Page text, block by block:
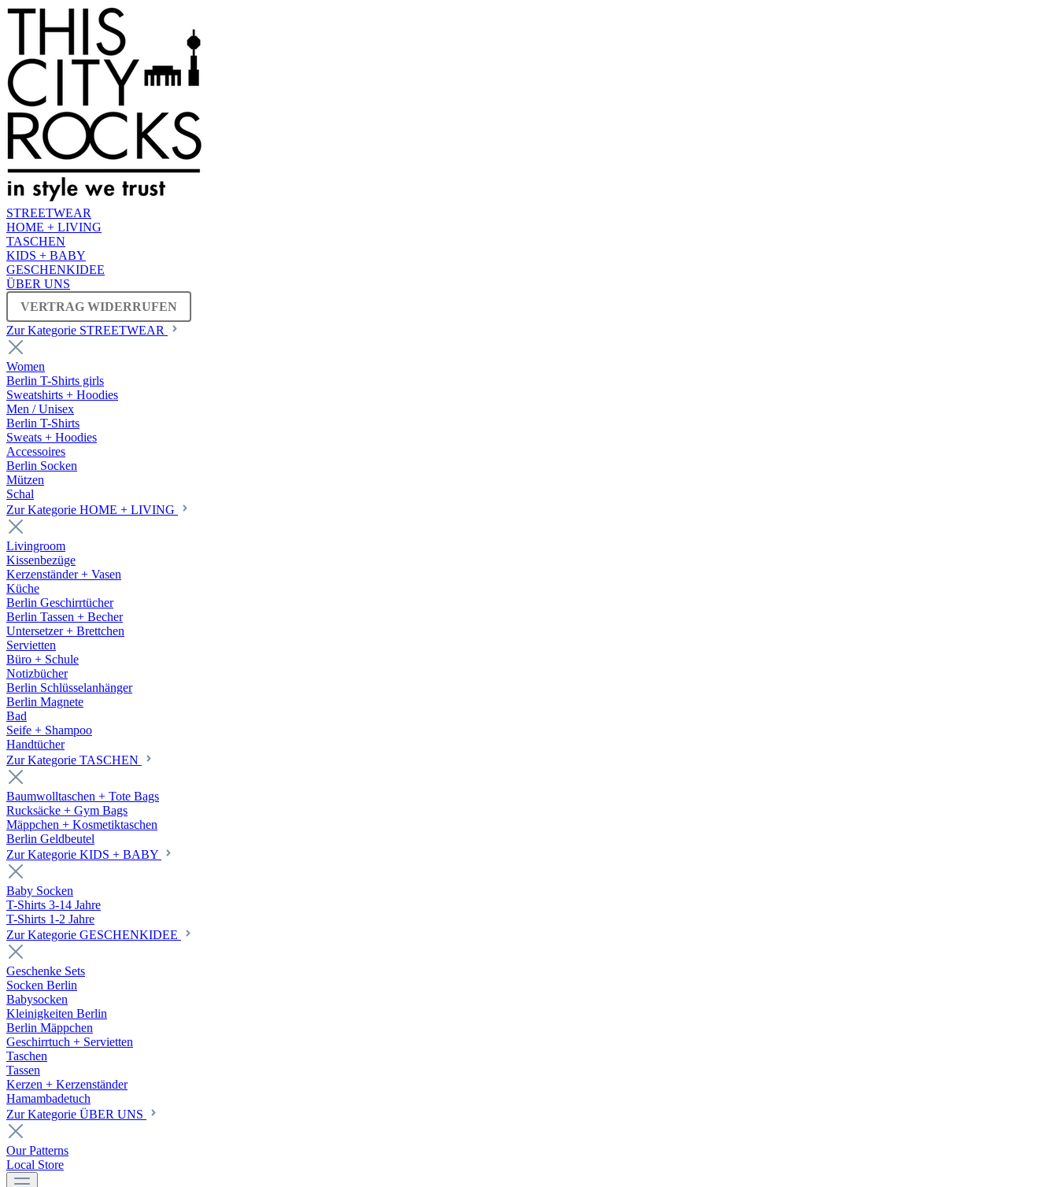
STREETWEAR
HOME + LIVING
TASCHEN
KIDS + BABY
GESCHENKIDEE
ÜBER UNS
VERTRAG WIDERRUFEN
Zur Kategorie STREETWEAR
Women
Berlin T-Shirts girls
Sweatshirts + Hoodies
Men / Unisex
Berlin T-Shirts
Sweats + Hoodies
Accessoires
Berlin Socken
Mützen
Schal
Zur Kategorie HOME + LIVING
Livingroom
Kissenbezüge
Kerzenständer + Vasen
Küche
Berlin Geschirrtücher
Berlin Tassen + Becher
Untersetzer + Brettchen
Servietten
Büro + Schule
Notizbücher
Berlin Schlüsselanhänger
Berlin Magnete
Bad
Seife + Shampoo
Handtücher
Zur Kategorie TASCHEN
Baumwolltaschen + Tote Bags
Rucksäcke + Gym Bags
Mäppchen + Kosmetiktaschen
Berlin Geldbeutel
Zur Kategorie KIDS + BABY
Baby Socken
T-Shirts 3-14 Jahre
T-Shirts 1-2 Jahre
Zur Kategorie GESCHENKIDEE
Geschenke Sets
Socken Berlin
Babysocken
Kleinigkeiten Berlin
Berlin Mäppchen
Geschirrtuch + Servietten
Taschen
Tassen
Kerzen + Kerzenständer
Hamambadetuch
Zur Kategorie ÜBER UNS
Our Patterns
Local Store